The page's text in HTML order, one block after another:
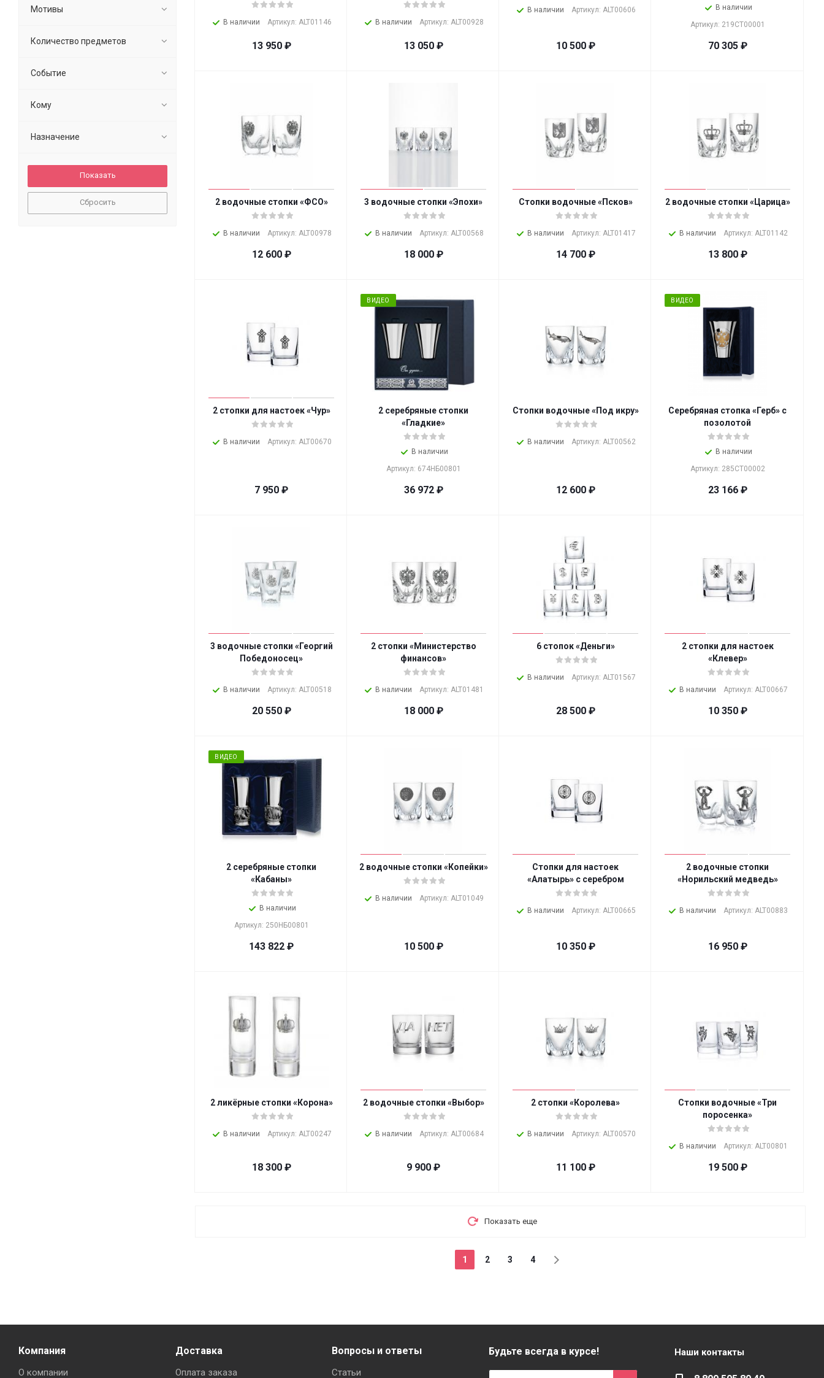
В наличии Артикул: ALT01146
13 950₽
В наличии Артикул: ALT00928
13 050₽
В наличии Артикул: ALT00606
10 500₽
В наличии
Артикул: 219СТ00001
70 305₽
2 водочные стопки «ФСО»
В наличии Артикул: ALT00978
12 600₽
3 водочные стопки «Эпохи»
В наличии Артикул: ALT00568
18 000₽
Стопки водочные «Псков»
В наличии Артикул: ALT01417
14 700₽
2 водочные стопки «Царица»
В наличии Артикул: ALT01142
13 800₽
2 стопки для настоек «Чур»
В наличии Артикул: ALT00670
7 950 ₽
ВИДЕО
2 серебряные стопки
«Гладкие»
В наличии
Артикул: 674НБ00801
36 972₽
Стопки водочные «Под икру»
В наличии Артикул: ALT00562
12 600₽
ВИДЕО
Серебряная стопка «Герб» с
позолотой
В наличии
Артикул: 285СТ00002
23 166₽
3 водочные стопки «Георгий
Победоносец»
В наличии Артикул: ALT00518
20 550₽
2 стопки «Министерство
финансов»
В наличии Артикул: ALT01481
18 000₽
6 стопок «Деньги»
В наличии Артикул: ALT01567
28 500₽
2 стопки для настоек
«Клевер»
В наличии Артикул: ALT00667
10 350₽
ВИДЕО
2 серебряные стопки
«Кабаны»
В наличии
Артикул: 250НБ00801
143 822 ₽
2 водочные стопки «Копейки»
В наличии Артикул: ALT01049
10 500₽
Стопки для настоек
«Алатырь» с серебром
В наличии Артикул: ALT00665
10 350₽
2 водочные стопки
«Норильский медведь»
В наличии Артикул: ALT00883
16 950₽
2 ликёрные стопки «Корона»
В наличии Артикул: ALT00247
18 300₽
2 водочные стопки «Выбор»
В наличии Артикул: ALT00684
9 900 ₽
2 стопки «Королева»
В наличии Артикул: ALT00570
11 100₽
Стопки водочные «Три
поросенка»
В наличии Артикул: ALT00801
19 500₽
Показать еще
1 2 3 4
Мотивы
Количество предметов
Событие
Кому
Назначение
Сбросить
Компания
О компании
Доставка
Оплата заказа
Вопросы и ответы
Статьи
Будьте всегда в курсе! Наши контакты